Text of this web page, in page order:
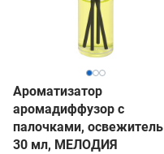
Ароматизатор
аромадиффузор с
палочками, освежитель
30 мл, МЕЛОДИЯ